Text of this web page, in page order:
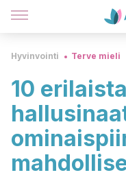
Hyvinvointi Terve mieli
10 erilaista